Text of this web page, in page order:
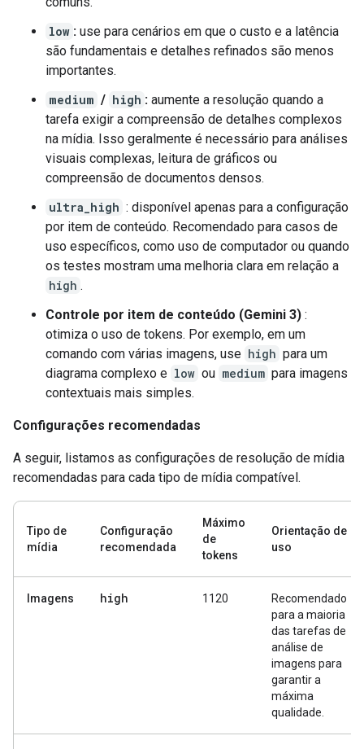
low : use para cenários em que o custo e a latência
são fundamentais e detalhes refinados são menos
importantes.
medium / high : aumente a resolução quando a
tarefa exigir a compreensão de detalhes complexos
na mídia. Isso geralmente é necessário para análises
visuais complexas, leitura de gráficos ou
compreensão de documentos densos.
ultra_high : disponível apenas para a configuração
por item de conteúdo. Recomendado para casos de
uso específicos, como uso de computador ou quando
os testes mostram uma melhoria clara em relação a
high .
Controle por item de conteúdo (Gemini 3) :
otimiza o uso de tokens. Por exemplo, em um
comando com várias imagens, use high para um
diagrama complexo e low ou medium para imagens
contextuais mais simples.
Configurações recomendadas
A seguir, listamos as configurações de resolução de mídia
recomendadas para cada tipo de mídia compatível.
Tipo de
mídia
Configuração
recomendada
Máximo
de
tokens
Orientação de
uso
Imagens high 1120
Recomendado
para a maioria
das tarefas de
análise de
imagens para
garantir a
máxima
qualidade.